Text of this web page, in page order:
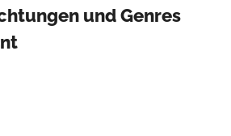
und Genres